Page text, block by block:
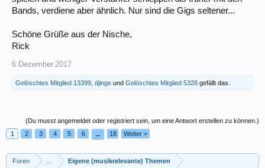
Bands, verdiene aber ähnlich. Nur sind die Gigs seltener...
Schöne Grüße aus der Nische,
Rick
6.Dezember.2017
Gelöschtes Mitglied 13399 djings und Gelöschtes Mitglied 5328 gefällt das.
(Du musst angemeldet oder registriert sein, um eine Antwort erstellen zu können.)
1
2 3 4 5 6 → 18 Weiter >
Foren Eigene (musikrelevante) Themen